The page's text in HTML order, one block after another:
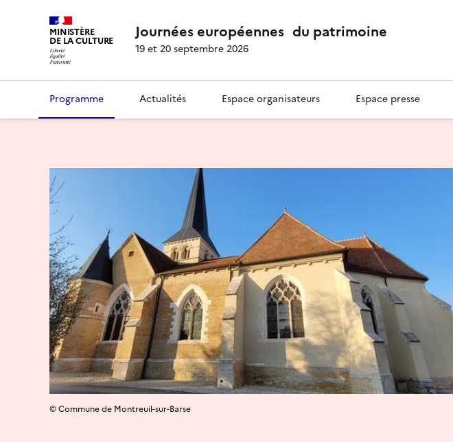
MINISTÈRE
DE LA CULTURE Journées européennes du patrimoine
19 et 20 septembre 2026
Programme Actualités Espace organisateurs Espace presse
© Commune de Montreuil-sur-Barse